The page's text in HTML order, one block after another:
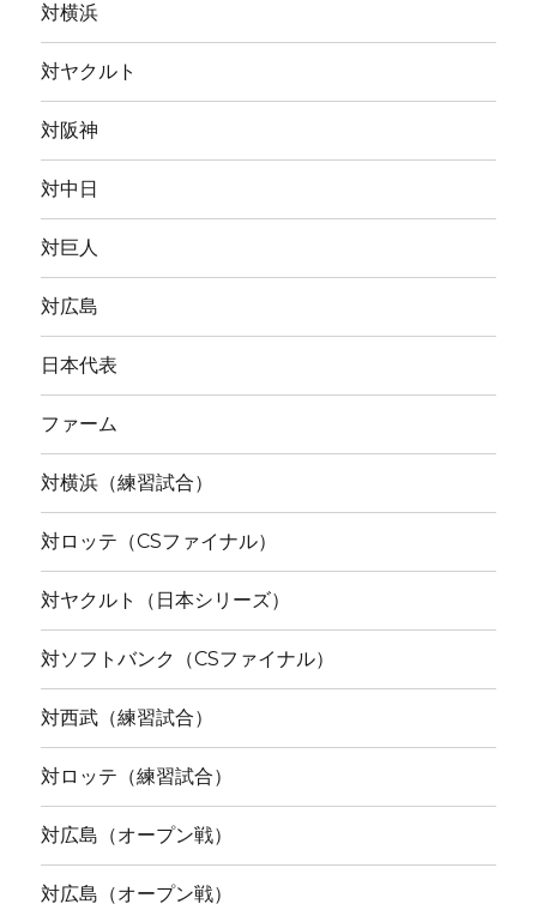
対横浜
対ヤクルト
対阪神
対中日
対巨人
対広島
日本代表
ファーム
対横浜（練習試合）
対ロッテ（CSファイナル）
対ヤクルト（日本シリーズ）
対ソフトバンク（CSファイナル）
対西武（練習試合）
対ロッテ（練習試合）
対広島（オープン戦）
対広島（オープン戦）